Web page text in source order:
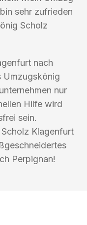
sehr zufrieden
Scholz
nach
Umzugskönig
nur
Hilfe wird
sein.
Klagenfurt
Perpignan!